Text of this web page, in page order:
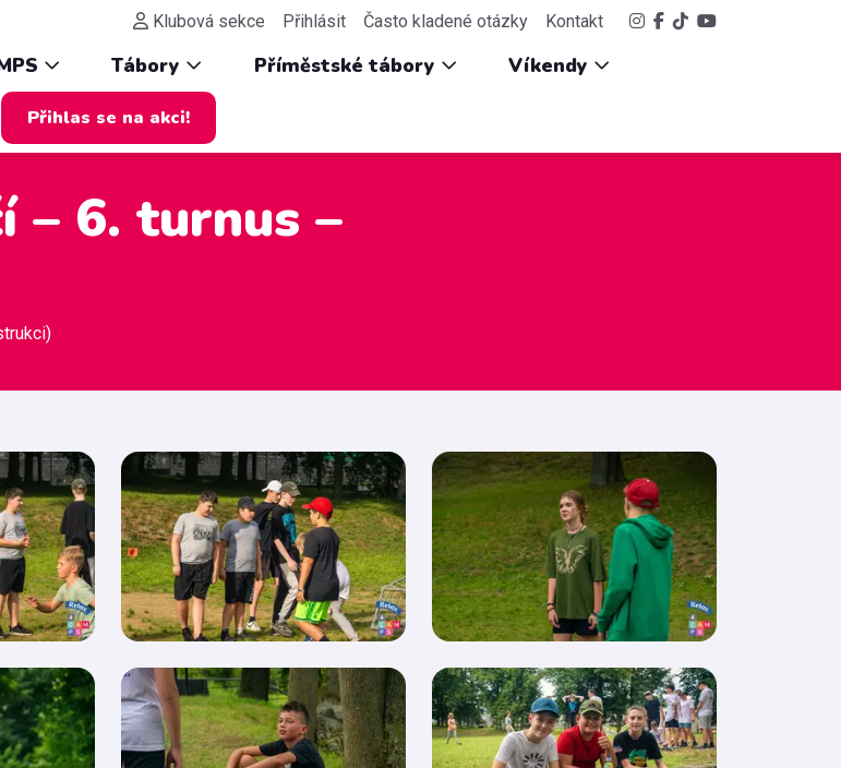
Klubová sekce Přihlásit Často kladené otázky Kontakt
Tábory Příměstské tábory Víkendy
Přihlas se na akci!
– 6. turnus –